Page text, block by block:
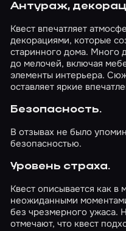
Антураж,
Квест впечатляет
декорациями, которые
старинного дома. Много
до мелочей, включая
элементы интерьера.
оставляет яркие
Безопасность.
В отзывах не было
безопасностью.
Уровень страха.
Квест описывается как в
неожиданными
без чрезмерного ужаса.
отмечают, что квест